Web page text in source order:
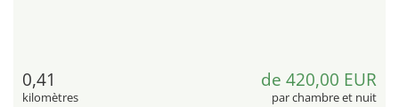
0,41
kilomètres
de 420,00 EUR
par chambre et nuit